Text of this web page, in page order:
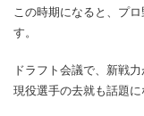
この時期になると、プ
す。
ドラフト会議で、新戦
現役選手の去就も話題に